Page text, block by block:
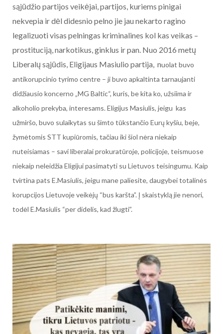
sąjūdžio partijos veikėjai, partijos, kuriems pinigai
nekvepia ir dėl didesnio pelno jie jau nekarto ragino
legalizuoti visas pelningas kriminalines kol kas veikas –
prostituciją, narkotikus, ginklus ir pan. Nuo 2016 metų
Liberalų sąjūdis, Eligijaus Masiulio partija, nuolat buvo
antikorupcinio tyrimo centre – ji buvo apkaltinta tarnaujanti
didžiausio koncerno „MG Baltic“, kuris, be kita ko, užsiima ir
alkoholio prekyba, interesams. Eligijus Masiulis, jeigu kas
užmiršo, buvo sulaikytas su šimto tūkstančio Eurų kyšiu, beje,
žymėtomis STT kupiūromis, tačiau iki šiol nėra niekaip
nuteisiamas – savi liberalai prokuratūroje, policijoje, teismuose
niekaip neleidžia Eligijui pasimatyti su Lietuvos teisingumu. Kaip
tvirtina pats E.Masiulis, jeigu mane paliesite, daugybei totalinės
korupcijos Lietuvoje veikėjų “bus karšta”. Į skaistyklą jie nenori,
todėl E.Masiulis “per didelis, kad žlugti”.